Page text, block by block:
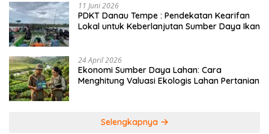
11 Juni 2026
PDKT Danau Tempe : Pendekatan Kearifan
Lokal untuk Keberlanjutan Sumber Daya Ikan
24 April 2026
Ekonomi Sumber Daya Lahan: Cara
Menghitung Valuasi Ekologis Lahan Pertanian
Selengkapnya